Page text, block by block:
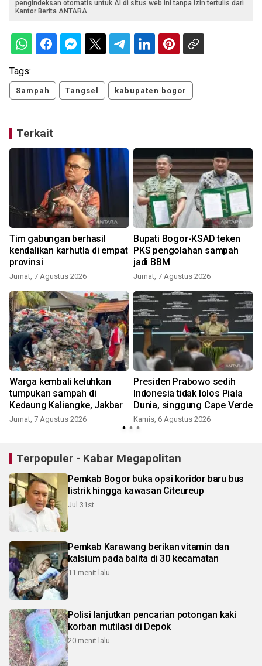
pengindeksan otomatis untuk AI di situs web ini tanpa izin tertulis dari
Kantor Berita ANTARA.
Tags:
Sampah Tangsel kabupaten bogor
Terkait
Tim gabungan berhasil
kendalikan karhutla di empat
provinsi
Jumat, 7 Agustus 2026
Bupati Bogor-KSAD teken
PKS pengolahan sampah
jadi BBM
Jumat, 7 Agustus 2026
Warga kembali keluhkan
tumpukan sampah di
Kedaung Kaliangke, Jakbar
Jumat, 7 Agustus 2026
Presiden Prabowo sedih
Indonesia tidak lolos Piala
Dunia, singgung Cape Verde
Kamis, 6 Agustus 2026
Terpopuler - Kabar Megapolitan
Pemkab Bogor buka opsi koridor baru bus
listrik hingga kawasan Citeureup
Jul 31st
Pemkab Karawang berikan vitamin dan
kalsium pada balita di 30 kecamatan
11 menit lalu
Polisi lanjutkan pencarian potongan kaki
korban mutilasi di Depok
20 menit lalu